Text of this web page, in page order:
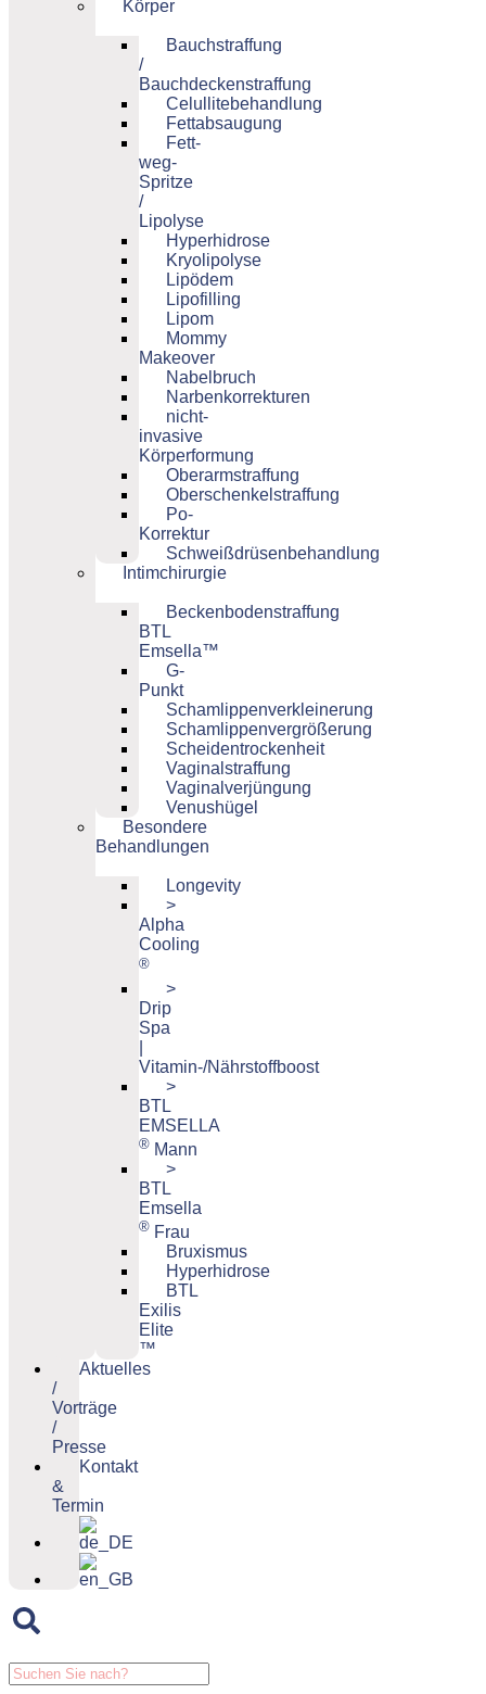
Körper
Bauchstraffung
/
Bauchdeckenstraffung
Celullitebehandlung
Fettabsaugung
Fett-
weg-
Spritze
/
Lipolyse
Hyperhidrose
Kryolipolyse
Lipödem
Lipofilling
Lipom
Mommy
Makeover
Nabelbruch
Narbenkorrekturen
nicht-
invasive
Körperformung
Oberarmstraffung
Oberschenkelstraffung
Po-
Korrektur
Schweißdrüsenbehandlung
Intimchirurgie
Beckenbodenstraffung
BTL
Emsella™
G-
Punkt
Schamlippenverkleinerung
Schamlippenvergrößerung
Scheidentrockenheit
Vaginalstraffung
Vaginalverjüngung
Venushügel
Besondere
Behandlungen
Longevity
>
Alpha
Cooling
®
>
Drip
Spa
Vitamin-/Nährstoffboost
>
BTL
EMSELLA
® Mann
>
BTL
Emsella
® Frau
Bruxismus
Hyperhidrose
BTL
Exilis
Elite
™
Aktuelles
/
Vorträge
/
Presse
Kontakt
&
Termin